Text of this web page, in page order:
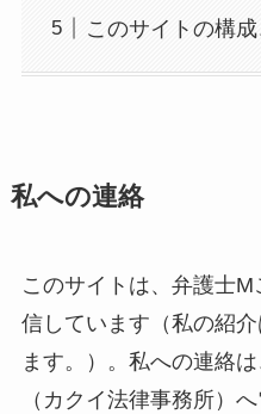
このサイトの構
私への連絡
このサイトは、弁護士
信しています（私の紹介
ます。）。私への連絡
（カクイ法律事務所）